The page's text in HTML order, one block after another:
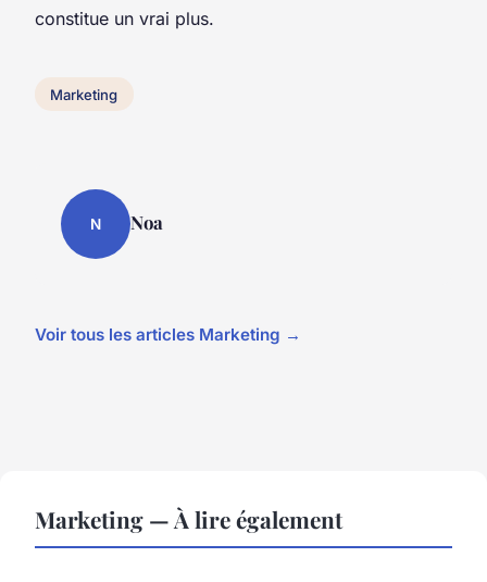
constitue un vrai plus.
Marketing
N Noa
Voir tous les articles Marketing →
Marketing — À lire également